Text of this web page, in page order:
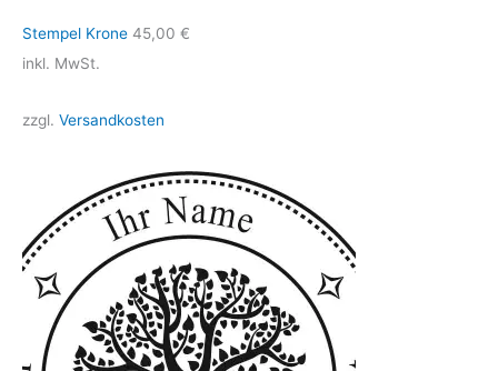
Stempel Krone 45,00 €
inkl. MwSt.
zzgl. Versandkosten